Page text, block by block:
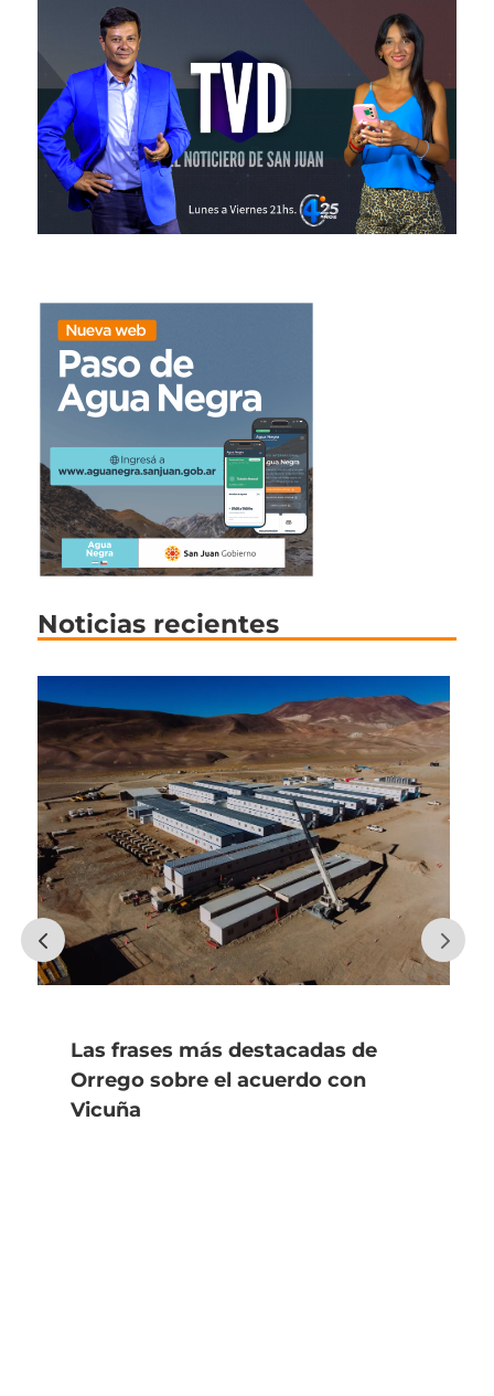
Noticias recientes
Las frases más destacadas de
Orrego sobre el acuerdo con
Vicuña